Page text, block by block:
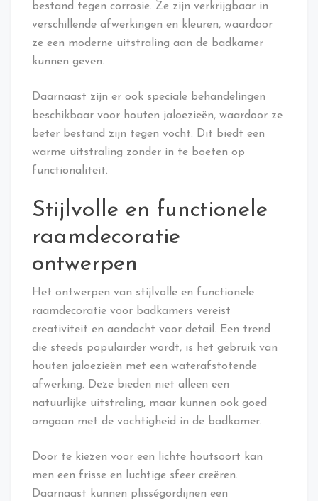
bestand tegen corrosie. Ze zijn verkrijgbaar in
verschillende afwerkingen en kleuren, waardoor
ze een moderne uitstraling aan de badkamer
kunnen geven.
Daarnaast zijn er ook speciale behandelingen
beschikbaar voor houten jaloezieën, waardoor ze
beter bestand zijn tegen vocht. Dit biedt een
warme uitstraling zonder in te boeten op
functionaliteit.
Stijlvolle en functionele
raamdecoratie
ontwerpen
Het ontwerpen van stijlvolle en functionele
raamdecoratie voor badkamers vereist
creativiteit en aandacht voor detail. Een trend
die steeds populairder wordt, is het gebruik van
houten jaloezieën met een waterafstotende
afwerking. Deze bieden niet alleen een
natuurlijke uitstraling, maar kunnen ook goed
omgaan met de vochtigheid in de badkamer.
Door te kiezen voor een lichte houtsoort kan
men een frisse en luchtige sfeer creëren.
Daarnaast kunnen plisségordijnen een